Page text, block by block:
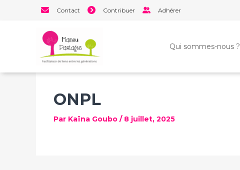
Contact Contribuer Adhérer
Qui sommes-nous ?
ONPL
Par Kaïna Goubo / 8 juillet, 2025